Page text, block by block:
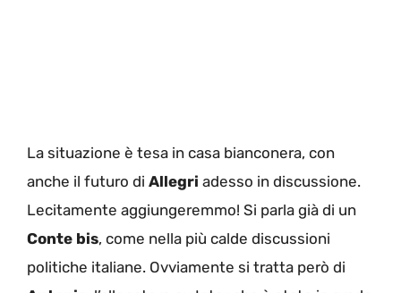
La situazione è tesa in casa bianconera, con
anche il futuro di Allegri adesso in discussione.
Lecitamente aggiungeremmo! Si parla già di un
Conte bis, come nella più calde discussioni
politiche italiane. Ovviamente si tratta però di